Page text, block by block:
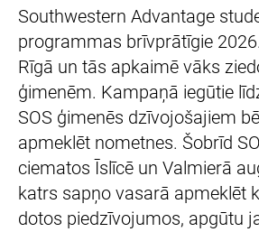
Southwestern Advantage
programmas brīvprātīgie
Rīgā un tās apkaimē vāks
ģimenēm. Kampaņā iegūtie
SOS ģimenēs dzīvojošajiem
apmeklēt nometnes. Šobrīd
ciematos Īslīcē un Valmierā
katrs sapņo vasarā apmeklēt
dotos piedzīvojumos, apgūtu